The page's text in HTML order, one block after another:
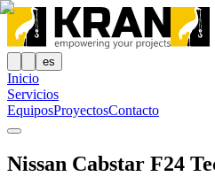
es
Inicio
Servicios
EquiposProyectosContacto
Nissan Cabstar F24